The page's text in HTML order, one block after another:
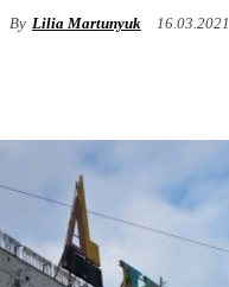
By Lilia Martunyuk 16.03.2021